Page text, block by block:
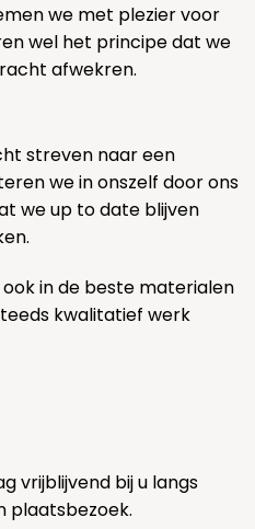
we met plezier voor
wel het principe dat we
afwekren.
streven naar een
we in onszelf door ons
we up to date blijven
in de beste materialen
kwalitatief werk
vrijblijvend bij u langs
plaatsbezoek.